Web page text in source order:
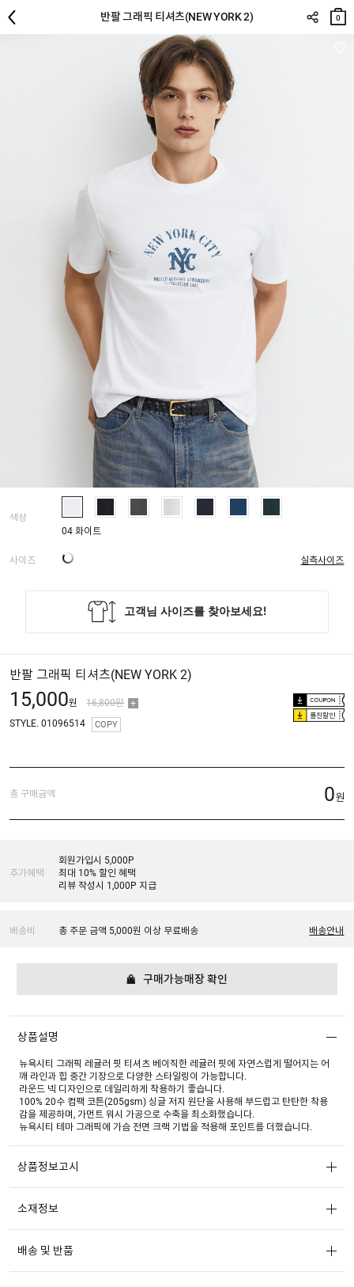
반팔 그래픽 티셔츠(NEW YORK 2)
장바
구니
0
색상
04 화이트
사이즈 실측사이즈
반팔 그래픽 티셔츠(NEW YORK 2)
15,000원 16,800원
플친할인
STYLE. 01096514 COPY
총 구매금액 0원
추가혜택
회원가입시 5,000P
최대 10% 할인 혜택
리뷰 작성시 1,000P 지급
배송비 총 주문 금액 5,000원 이상 무료배송 배송안내
구매가능매장 확인
상품설명
뉴욕시티 그래픽 레귤러 핏 티셔츠 베이직한 레귤러 핏에 자연스럽게 떨어지는 어
깨 라인과 힙 중간 기장으로 다양한 스타일링이 가능합니다.
라운드 넥 디자인으로 데일리하게 착용하기 좋습니다.
100% 20수 컴팩 코튼(205gsm) 싱글 저지 원단을 사용해 부드럽고 탄탄한 착용
감을 제공하며, 가먼트 워시 가공으로 수축을 최소화했습니다.
뉴욕시티 테마 그래픽에 가슴 전면 크랙 기법을 적용해 포인트를 더했습니다.
상품정보고시
소재정보
배송 및 반품